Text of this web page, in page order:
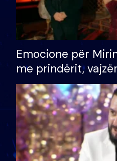
Emocione për
me prindërit,
bashkëshorten:
divorci apo jo?